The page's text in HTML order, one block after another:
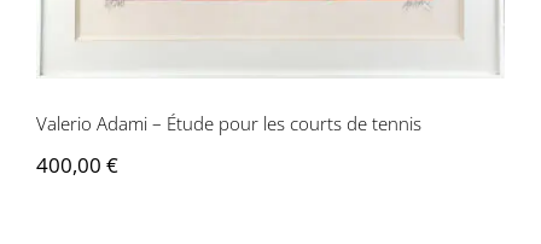
À propos
Valerio Adami – Étude pour les courts de tennis
400,00 €